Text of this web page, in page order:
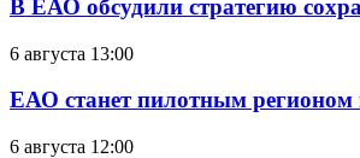
В ЕАО обсудили стратегию
6 августа 13:00
ЕАО станет пилотным регионом
6 августа 12:00